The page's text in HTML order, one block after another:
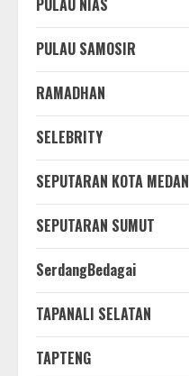
PULAU SAMOSIR
RAMADHAN
SELEBRITY
SEPUTARAN KOTA MEDAN
SEPUTARAN SUMUT
SerdangBedagai
TAPANALI SELATAN
TAPTENG